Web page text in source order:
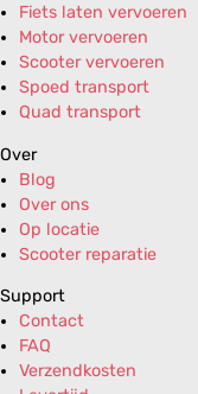
Fiets laten vervoeren
Motor vervoeren
Scooter vervoeren
Spoed transport
Quad transport
Over
Blog
Over ons
Op locatie
Scooter reparatie
Support
Contact
FAQ
Verzendkosten